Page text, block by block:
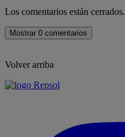
Los comentarios están cerrados.
Mostrar 0 comentarios
Volver arriba